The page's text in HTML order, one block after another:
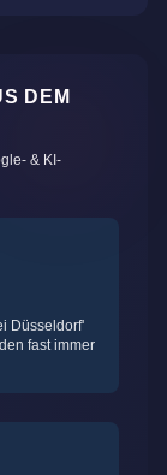
DEM
& KI-
Düsseldorf'
fast immer